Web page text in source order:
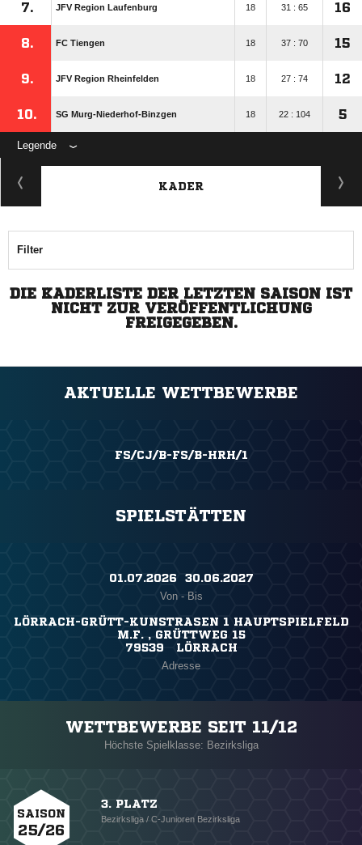
7. JFV Region Laufenburg 18 31 : 65 16
8. FC Tiengen 18 37 : 70 15
9. JFV Region Rheinfelden 18 27 : 74 12
10. SG Murg-Niederhof-Binzgen 18 22 : 104 5
Legende
KADER
Filter
DIE KADERLISTE DER LETZTEN SAISON IST
NICHT ZUR VERÖFFENTLICHUNG
FREIGEGEBEN.
AKTUELLE WETTBEWERBE
FS/CJ/B-FS/B-HRH/1
SPIELSTÄTTEN
01.07.2026 ​ 30.06.2027
Von - Bis
LÖRRACH-GRÜTT-KUNSTRASEN 1 HAUPTSPIELFELD
M.F. , GRÜTTWEG 15
79539 LÖRRACH
Adresse
WETTBEWERBE SEIT 11/12
Höchste Spielklasse: Bezirksliga
SAISON
25/26
3. PLATZ
Bezirksliga / C-Junioren Bezirksliga